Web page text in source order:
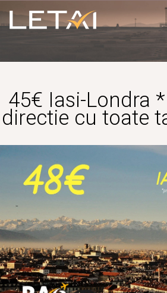
45€ Iasi-Londra
directie cu toate